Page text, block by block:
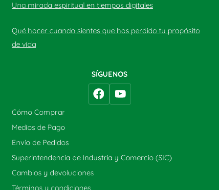
Una mirada espiritual en tiempos digitales
Qué hacer cuando sientes que has perdido tu propósito
de vida
SÍGUENOS
Cómo Comprar
Medios de Pago
Envío de Pedidos
Superintendencia de Industria y Comercio (SIC)
Cambios y devoluciones
Términos y condiciones